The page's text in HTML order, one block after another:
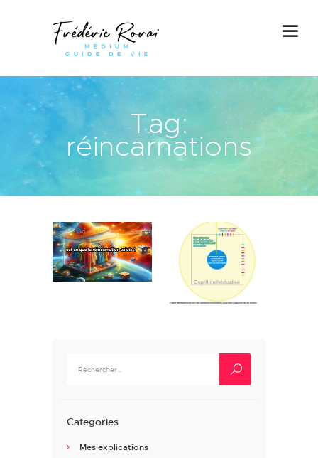
Tag:
réincarnations
Categories
Mes explications